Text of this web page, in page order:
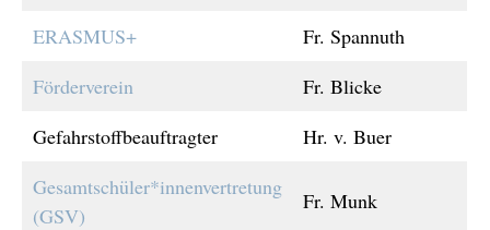
ERASMUS+
Fr. Spannuth
Förderverein
Fr. Blicke
Gefahrstoffbeauftragter
Hr. v. Buer
Gesamtschüler*innenvertretung
(GSV)
Fr. Munk